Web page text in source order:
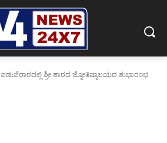
ಪಡುಪೆರಾರದಲ್ಲಿ ಶ್ರೀ ಶಾರದ ಜ್ಯೋತಿಷ್ಯಾಲಯದ ಶುಭಾರಂಭ